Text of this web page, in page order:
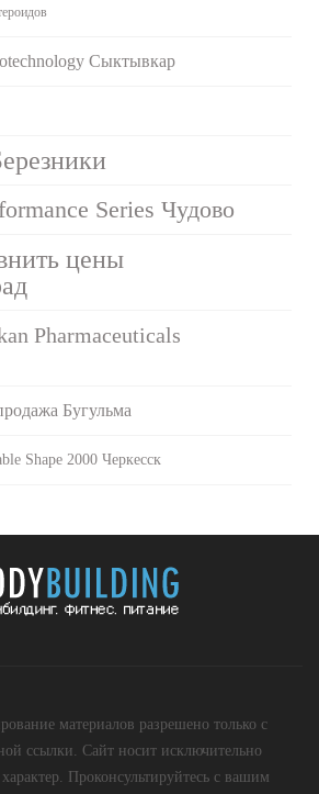
Сыктывкар
Series Чудово
цены
Pharmaceuticals
Бугульма
Shape 2000 Черкесск
материалов разрешено только с
ссылки. Сайт носит исключительно
Проконсультируйтесь с вашим